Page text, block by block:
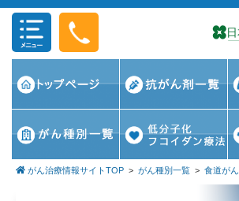
コンテンツに移動
がん治療情報サイトTOP >がん種別一覧 >食道がん